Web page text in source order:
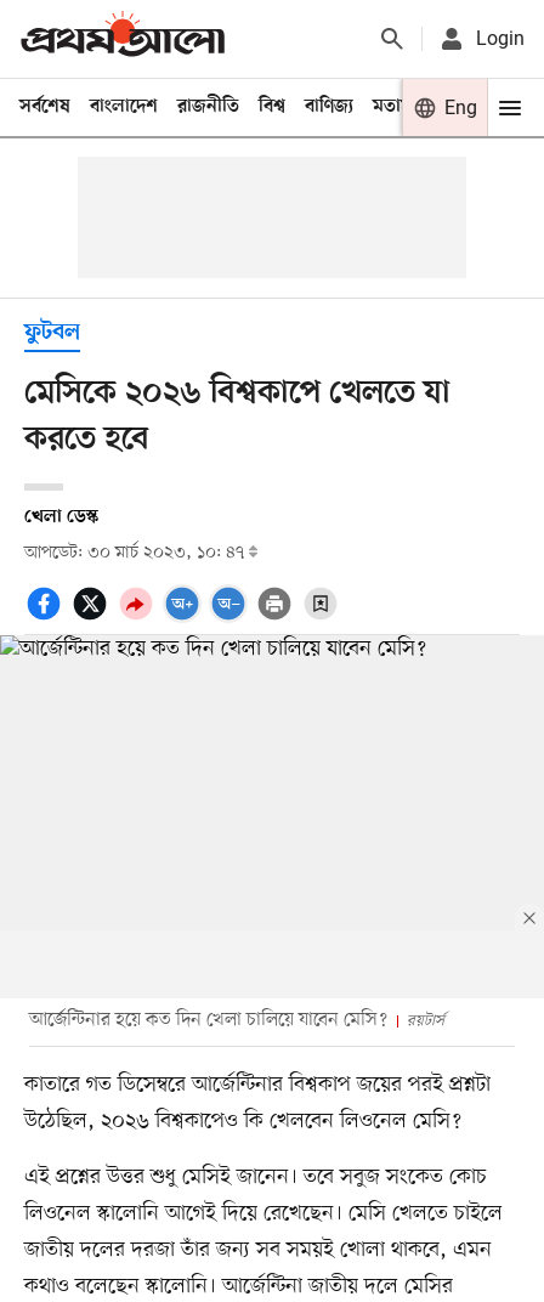
Login
সর্বশেষ বাংলাদেশ রাজনীতি বিশ্ব বাণিজ্য মতামত খেলা
Eng
ফুটবল
মেসিকে ২০২৬ বিশ্বকাপে খেলতে যা
করতে হবে
খেলা ডেস্ক
আপডেট: ৩০ মার্চ ২০২৩, ১০: ৪৭
আর্জেন্টিনার হয়ে কত দিন খেলা চালিয়ে যাবেন মেসি? রয়টার্স
কাতারে গত ডিসেম্বরে আর্জেন্টিনার বিশ্বকাপ জয়ের পরই প্রশ্নটা
উঠেছিল, ২০২৬ বিশ্বকাপেও কি খেলবেন লিওনেল মেসি?
এই প্রশ্নের উত্তর শুধু মেসিই জানেন। তবে সবুজ সংকেত কোচ
লিওনেল স্কালোনি আগেই দিয়ে রেখেছেন। মেসি খেলতে চাইলে
জাতীয় দলের দরজা তাঁর জন্য সব সময়ই খোলা থাকবে, এমন
কথাও বলেছেন স্কালোনি। আর্জেন্টিনা জাতীয় দলে মেসির